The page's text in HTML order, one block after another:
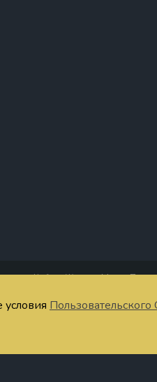
Кубки Жезлы Мечи